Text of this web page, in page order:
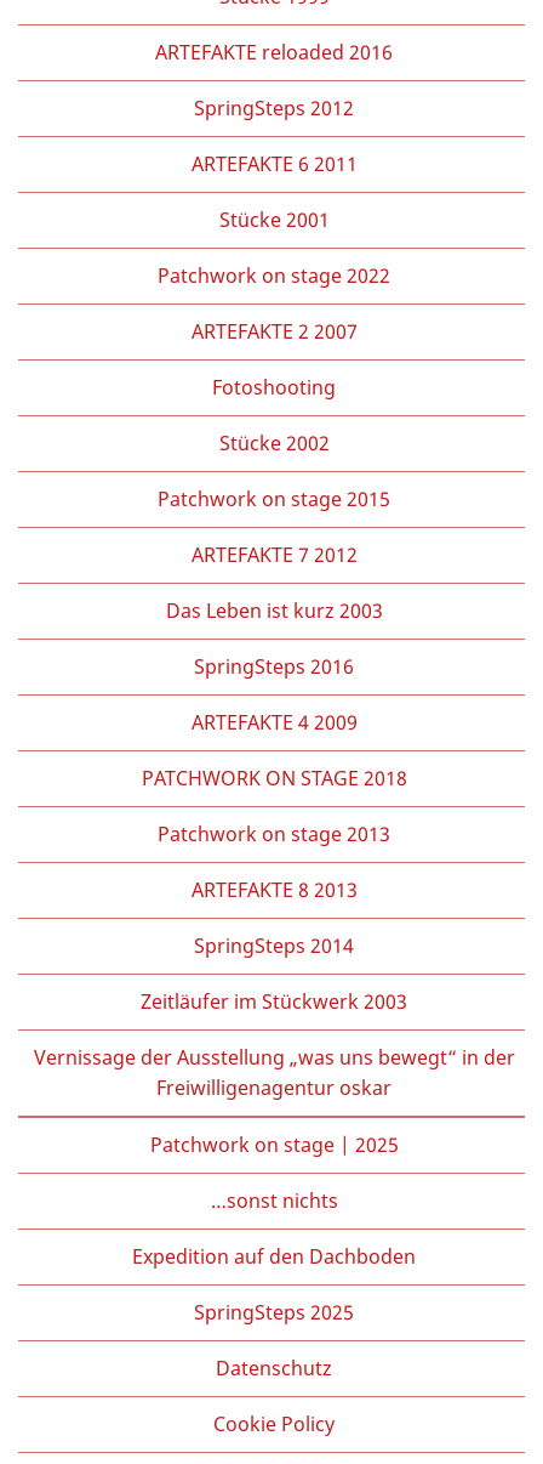
ARTEFAKTE reloaded 2016
SpringSteps 2012
ARTEFAKTE 6 2011
Stücke 2001
Patchwork on stage 2022
ARTEFAKTE 2 2007
Fotoshooting
Stücke 2002
Patchwork on stage 2015
ARTEFAKTE 7 2012
Das Leben ist kurz 2003
SpringSteps 2016
ARTEFAKTE 4 2009
PATCHWORK ON STAGE 2018
Patchwork on stage 2013
ARTEFAKTE 8 2013
SpringSteps 2014
Zeitläufer im Stückwerk 2003
Vernissage der Ausstellung „was uns bewegt“ in der
Freiwilligenagentur oskar
Patchwork on stage | 2025
…sonst nichts
Expedition auf den Dachboden
SpringSteps 2025
Datenschutz
Cookie Policy